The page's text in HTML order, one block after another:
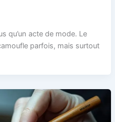
qu’un acte de mode. Le
parfois, mais surtout